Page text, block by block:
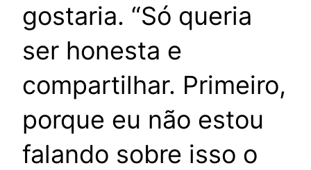
gostaria. “Só queria
ser honesta e
compartilhar. Primeiro,
porque eu não estou
falando sobre isso o